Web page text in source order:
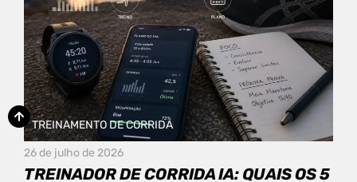
TREINAMENTO DE CORRIDA
26 de julho de 2026
TREINADOR DE CORRIDA IA: QUAIS OS 5